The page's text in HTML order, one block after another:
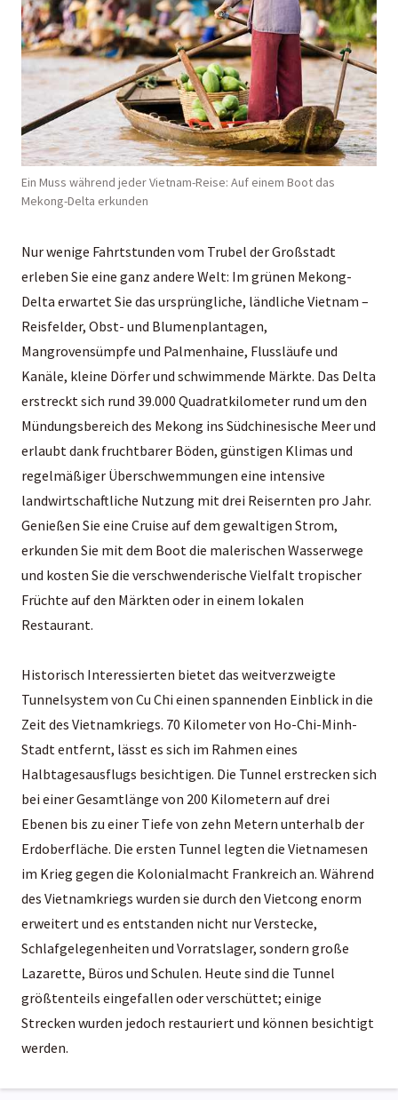
Ein Muss während jeder Vietnam-Reise: Auf einem Boot das
Mekong-Delta erkunden
Nur wenige Fahrtstunden vom Trubel der Großstadt
erleben Sie eine ganz andere Welt: Im grünen Mekong-
Delta erwartet Sie das ursprüngliche, ländliche Vietnam –
Reisfelder, Obst- und Blumenplantagen,
Mangrovensümpfe und Palmenhaine, Flussläufe und
Kanäle, kleine Dörfer und schwimmende Märkte. Das Delta
erstreckt sich rund 39.000 Quadratkilometer rund um den
Mündungsbereich des Mekong ins Südchinesische Meer und
erlaubt dank fruchtbarer Böden, günstigen Klimas und
regelmäßiger Überschwemmungen eine intensive
landwirtschaftliche Nutzung mit drei Reisernten pro Jahr.
Genießen Sie eine Cruise auf dem gewaltigen Strom,
erkunden Sie mit dem Boot die malerischen Wasserwege
und kosten Sie die verschwenderische Vielfalt tropischer
Früchte auf den Märkten oder in einem lokalen
Restaurant.
Historisch Interessierten bietet das weitverzweigte
Tunnelsystem von Cu Chi einen spannenden Einblick in die
Zeit des Vietnamkriegs. 70 Kilometer von Ho-Chi-Minh-
Stadt entfernt, lässt es sich im Rahmen eines
Halbtagesausflugs besichtigen. Die Tunnel erstrecken sich
bei einer Gesamtlänge von 200 Kilometern auf drei
Ebenen bis zu einer Tiefe von zehn Metern unterhalb der
Erdoberfläche. Die ersten Tunnel legten die Vietnamesen
im Krieg gegen die Kolonialmacht Frankreich an. Während
des Vietnamkriegs wurden sie durch den Vietcong enorm
erweitert und es entstanden nicht nur Verstecke,
Schlafgelegenheiten und Vorratslager, sondern große
Lazarette, Büros und Schulen. Heute sind die Tunnel
größtenteils eingefallen oder verschüttet; einige
Strecken wurden jedoch restauriert und können besichtigt
werden.